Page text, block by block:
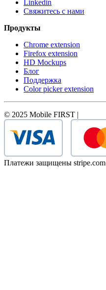
Linkedin
Свяжитесь с нами
Продукты
Chrome extension
Firefox extension
HD Mockups
Блог
Поддержка
Color picker extension
© 2025 Mobile FIRST |
Платежи защищены stripe.com